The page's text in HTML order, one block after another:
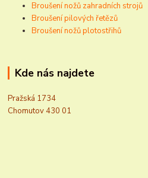
Broušení nožů zahradních strojů
Broušení pilových řetězů
Broušení nožů plotostřihů
Kde nás najdete
Pražská 1734
Chomutov 430 01